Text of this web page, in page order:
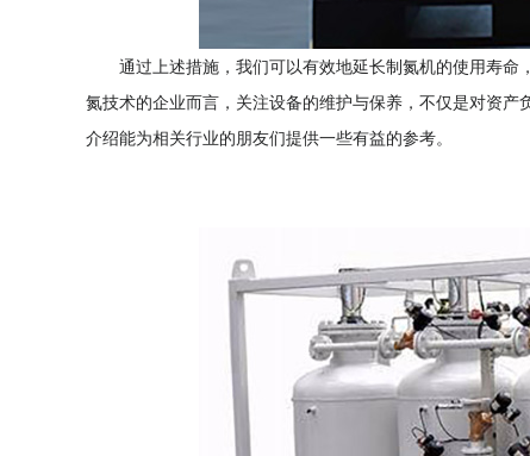
通过上述措施，我们可以有效地延长制氮机的使用寿
氮技术的企业而言，关注设备的维护与保养，不仅是对资产
介绍能为相关行业的朋友们提供一些有益的参考。